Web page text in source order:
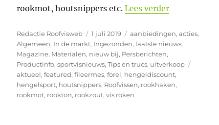
rookmot, houtsnippers etc.Lees verder“Alles om
Auteur
Redactie Roofvisweb
Geplaatst
op
1 juli 2019 Categorieën
aanbiedingen,acties,
Algemeen, In de markt, Ingezonden, laatste nieuws,
Magazine, Materialen, nieuw bij, Persberichten,
Productinfo,sportvisnieuws,Tips en trucs, uitverkoop
aktueel,featured,fileermes,forel, hengeldiscount,
hengelsport, houtsnippers, Roofvissen, rookhaken,
rookmot, rookton, rookzout,vis roken